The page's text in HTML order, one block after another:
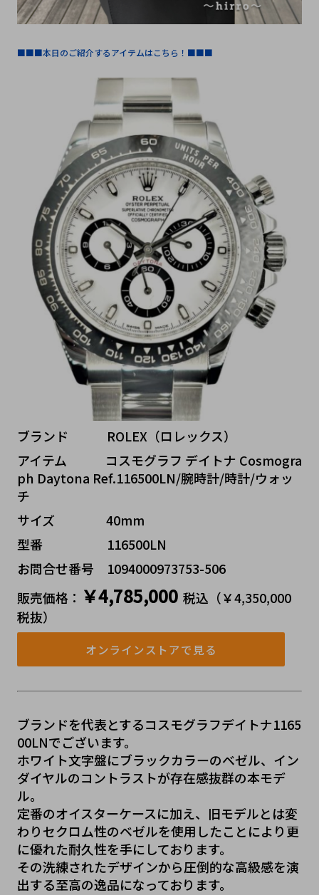
■■■本日のご紹介するアイテムはこちら！■■■
ブランド   ROLEX（ロレックス）
アイテム   コスモグラフ デイトナ Cosmogra
ph Daytona Ref.116500LN/腕時計/時計/ウォッ
チ
サイズ    40mm
型番     116500LN
お問合せ番号 1094000973753-506
販売価格： ￥4,785,000 税込（￥4,350,000
税抜）
オンラインストアで見る
ブランドを代表とするコスモグラフデイトナ1165
00LNでございます。
ホワイト文字盤にブラックカラーのベゼル、イン
ダイヤルのコントラストが存在感抜群の本モデ
ル。
定番のオイスターケースに加え、旧モデルとは変
わりセクロム性のベゼルを使用したことにより更
に優れた耐久性を手にしております。
その洗練されたデザインから圧倒的な高級感を演
出する至高の逸品になっております。